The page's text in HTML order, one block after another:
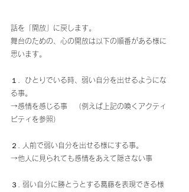
話を「開放」に戻します。
舞台のための、心の開放は以下の順番がある様に
思います。
１.  ひとりでいる時、弱い自分を出せるようにな
る事。
→感情を感じる事　（例えば上記の喚くアクティ
ビティを参照）
２. 人前で弱い自分を出せる様にする事。
→他人に見られても感情をあえて隠さない事
３. 弱い自分に勝とうとする葛藤を表現できる様